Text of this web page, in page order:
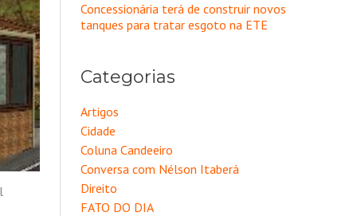
Concessionária terá de construir novos
tanques para tratar esgoto na ETE
Categorias
Artigos
Cidade
Coluna Candeeiro
Conversa com Nélson Itaberá
Direito
FATO DO DIA